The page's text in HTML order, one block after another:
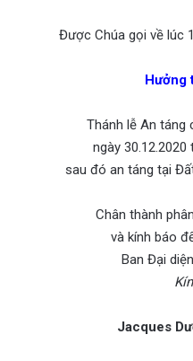
Được Chúa gọi về lúc
Hưởng
Thánh lễ An táng
ngày
sau đó an táng tại
Chân thành
và kính báo
Ban Đại
Jacques